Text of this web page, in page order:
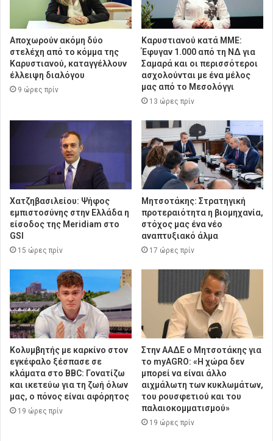
Αποχωρούν ακόμη δύο
στελέχη από το κόμμα της
Καρυστιανού, καταγγέλλουν
έλλειψη διαλόγου
9 ώρες πρίν
Καρυστιανού κατά ΜΜΕ:
Έφυγαν 1.000 από τη ΝΔ για
Σαμαρά και οι περισσότεροι
ασχολούνται με ένα μέλος
μας από το Μεσολόγγι
13 ώρες πρίν
Χατζηβασιλείου: Ψήφος
εμπιστοσύνης στην Ελλάδα η
είσοδος της Meridiam στο
GSI
15 ώρες πρίν
Μητσοτάκης: Στρατηγική
προτεραιότητα η βιομηχανία,
στόχος μας ένα νέο
αναπτυξιακό άλμα
17 ώρες πρίν
Κολυμβητής με καρκίνο στον
εγκέφαλο ξέσπασε σε
κλάματα στο BBC: Γονατίζω
και ικετεύω για τη ζωή όλων
μας, ο πόνος είναι αφόρητος
19 ώρες πρίν
Στην ΑΑΔΕ ο Μητσοτάκης για
το myAGRO: «Η χώρα δεν
μπορεί να είναι άλλο
αιχμάλωτη των κυκλωμάτων,
του ρουσφετιού και του
παλαιοκομματισμού»
19 ώρες πρίν